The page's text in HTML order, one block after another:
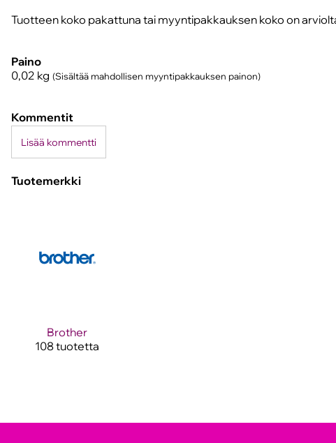
Tuotteen koko pakattuna tai myyntipakkauksen koko on
Paino
0,02 kg (Sisältää mahdollisen myyntipakkauksen painon)
Kommentit
Lisää kommentti
Tuotemerkki
Brother
108 tuotetta